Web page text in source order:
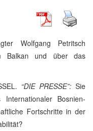
Wolfgang Petritsch
Balkan und über das
“DIE PRESSE”: Sie
Bosnien-
Fortschritte in der